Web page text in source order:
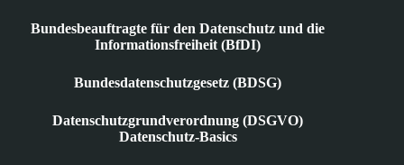
Bundesbeauftragte für den Datenschutz und die
Informationsfreiheit (BfDI)
Bundesdatenschutzgesetz (BDSG)
Datenschutzgrundverordnung (DSGVO)
Datenschutz-Basics